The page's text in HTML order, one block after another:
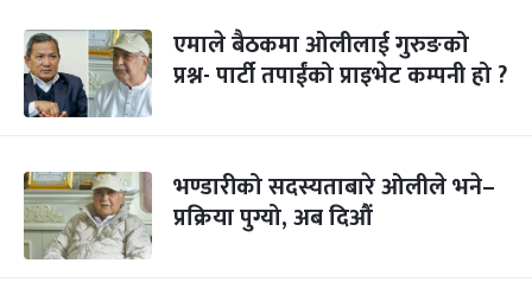
एमाले बैठकमा ओलीलाई गुरुङको
प्रश्न- पार्टी तपाईंको प्राइभेट कम्पनी हो ?
भण्डारीको सदस्यताबारे ओलीले भने–
प्रक्रिया पुग्यो, अब दिऔं